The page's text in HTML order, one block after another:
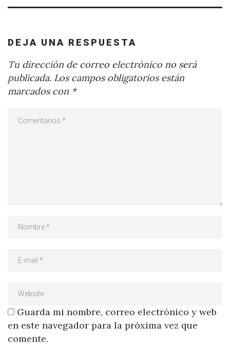
DEJA UNA RESPUESTA
Tu dirección de correo electrónico no será
publicada. Los campos obligatorios están
marcados con *
Guarda mi nombre, correo electrónico y web
en este navegador para la próxima vez que
comente.